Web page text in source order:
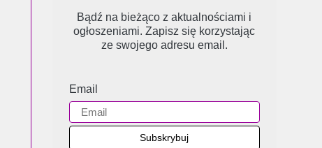
Bądź na bieżąco z aktualnościami i
ogłoszeniami. Zapisz się korzystając
ze swojego adresu email.
Email